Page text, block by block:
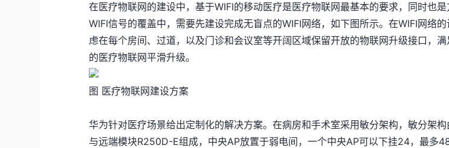
在医疗物联网的建设中，基于WIFI的移动医疗是医疗物联网最基本的要求，同时也
WIFI信号的覆盖中，需要先建设完成无盲点的WIFI网络，如下图所示。在WIFI网络
虑在每个房间、过道，以及门诊和会议室等开阔区域保留开放的物联网升级接口，
的医疗物联网平滑升级。
图 医疗物联网建设方案
华为针对医疗场景给出定制化的解决方案。在病房和手术室采用敏分架构，敏分架
与远端模块R250D-E组成，中央AP放置于弱电间，一个中央AP可以下挂24，最多